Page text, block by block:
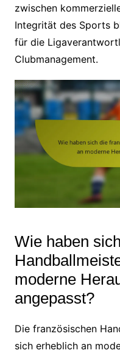
zwischen
Integrität des Sports
für die
Clubmanagement.
Wie haben
moderne
angepasst?
Die französischen
sich erheblich an